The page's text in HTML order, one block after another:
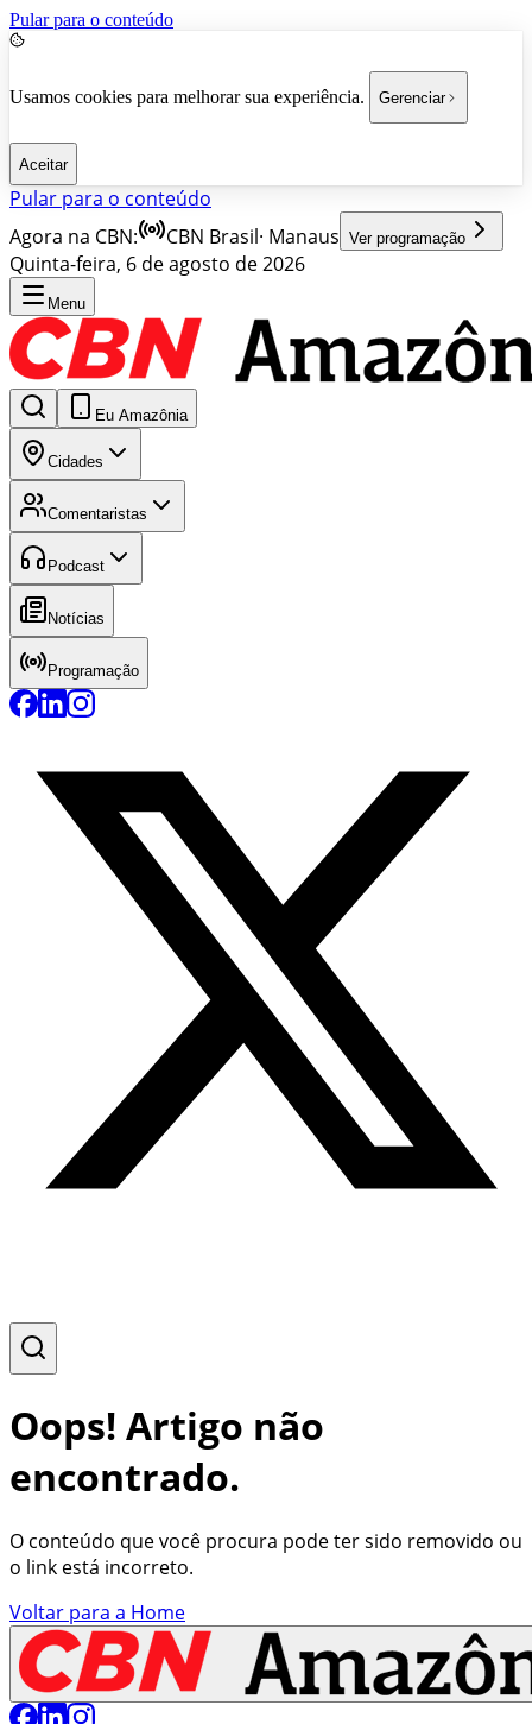
Pular para o conteúdo
Usamos cookies para melhorar sua experiência. Gerenciar
Aceitar
Pular para o conteúdo
Agora na CBN:
CBN Brasil· Manaus Ver programação
Quinta-feira, 6 de agosto de 2026
Menu
Eu Amazônia
Cidades
Comentaristas
Podcast
Notícias
Programação
Oops! Artigo não
encontrado.
O conteúdo que você procura pode ter sido removido ou
o link está incorreto.
Voltar para a Home